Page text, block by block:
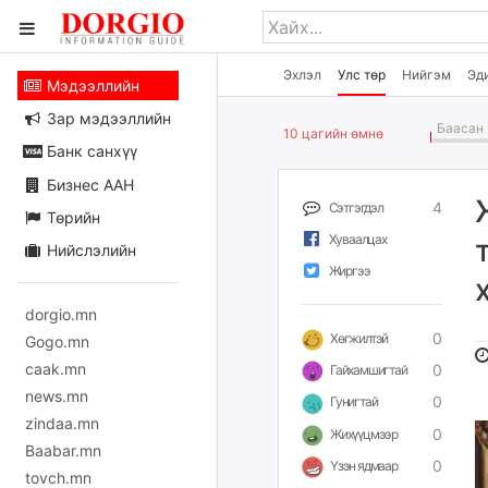
Эхлэл Улс төр Нийгэм
Мэдээллийн
Зар мэдээллийн
Банк санхүү
Бизнес ААН
Төрийн
Нийслэлийн
dorgio.mn
Gogo.mn
caak.mn
news.mn
zindaa.mn
Baabar.mn
tovch.mn
10 цагийн өмнө Баасан
Сэтгэгдэл 4
Хуваалцах
Жиргээ
Хөгжилтэй 0
Гайхамшигтай 0
Гунигтай 0
Жихүүцмээр 0
Үзэн ядмаар 0